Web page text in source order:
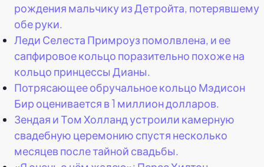
рождения мальчику из Детройта, потерявшему
обе руки.
Леди Селеста Примроуз помолвлена, и ее
сапфировое кольцо поразительно похоже на
кольцо принцессы Дианы.
Потрясающее обручальное кольцо Мэдисон
Бир оценивается в 1 миллион долларов.
Зендая и Том Холланд устроили камерную
свадебную церемонию спустя несколько
месяцев после тайной свадьбы.